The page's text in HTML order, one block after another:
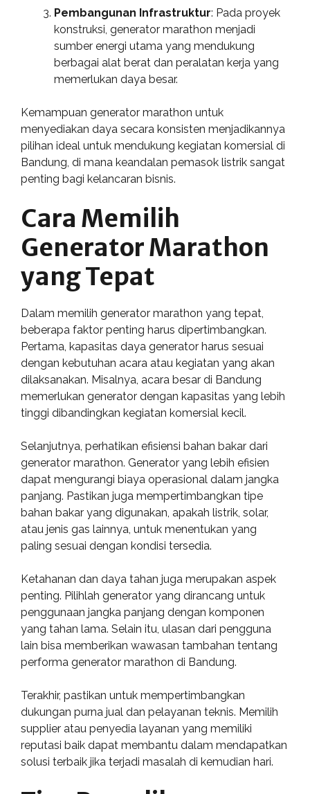
Pembangunan Infrastruktur: Pada proyek
konstruksi, generator marathon menjadi
sumber energi utama yang mendukung
berbagai alat berat dan peralatan kerja yang
memerlukan daya besar.
Kemampuan generator marathon untuk
menyediakan daya secara konsisten menjadikannya
pilihan ideal untuk mendukung kegiatan komersial di
Bandung, di mana keandalan pemasok listrik sangat
penting bagi kelancaran bisnis.
Cara Memilih
Generator Marathon
yang Tepat
Dalam memilih generator marathon yang tepat,
beberapa faktor penting harus dipertimbangkan.
Pertama, kapasitas daya generator harus sesuai
dengan kebutuhan acara atau kegiatan yang akan
dilaksanakan. Misalnya, acara besar di Bandung
memerlukan generator dengan kapasitas yang lebih
tinggi dibandingkan kegiatan komersial kecil.
Selanjutnya, perhatikan efisiensi bahan bakar dari
generator marathon. Generator yang lebih efisien
dapat mengurangi biaya operasional dalam jangka
panjang. Pastikan juga mempertimbangkan tipe
bahan bakar yang digunakan, apakah listrik, solar,
atau jenis gas lainnya, untuk menentukan yang
paling sesuai dengan kondisi tersedia.
Ketahanan dan daya tahan juga merupakan aspek
penting. Pilihlah generator yang dirancang untuk
penggunaan jangka panjang dengan komponen
yang tahan lama. Selain itu, ulasan dari pengguna
lain bisa memberikan wawasan tambahan tentang
performa generator marathon di Bandung.
Terakhir, pastikan untuk mempertimbangkan
dukungan purna jual dan pelayanan teknis. Memilih
supplier atau penyedia layanan yang memiliki
reputasi baik dapat membantu dalam mendapatkan
solusi terbaik jika terjadi masalah di kemudian hari.